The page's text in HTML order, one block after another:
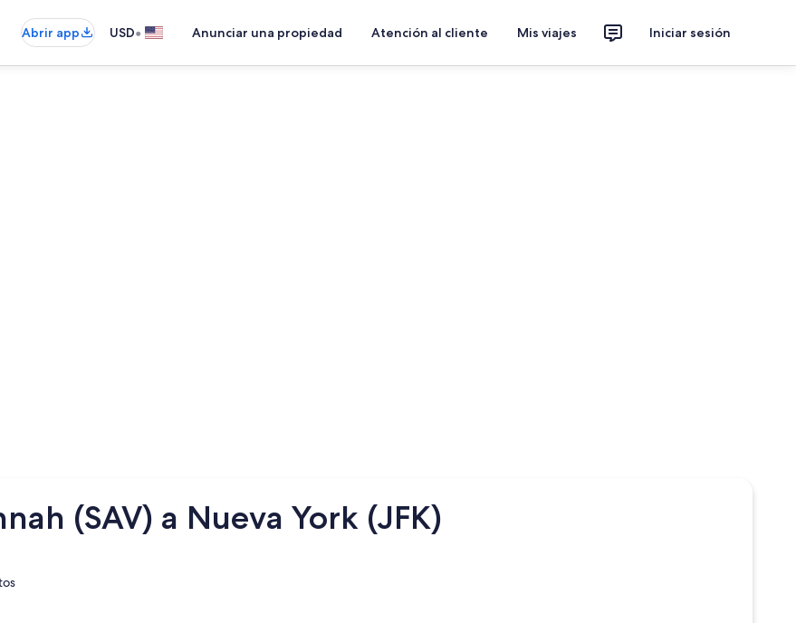
Abrir app USD• Anunciar una propiedad Atención al cliente Mis viajes Iniciar sesión
(SAV) a Nueva York (JFK)